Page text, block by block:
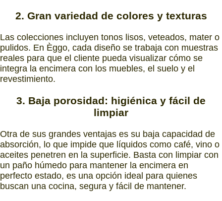
2. Gran variedad de colores y texturas
Las colecciones incluyen tonos lisos, veteados, mater o
pulidos. En Èggo, cada diseño se trabaja con muestras
reales para que el cliente pueda visualizar cómo se
integra la encimera con los muebles, el suelo y el
revestimiento.
3. Baja porosidad: higiénica y fácil de
limpiar
Otra de sus grandes ventajas es su baja capacidad de
absorción, lo que impide que líquidos como café, vino o
aceites penetren en la superficie. Basta con limpiar con
un paño húmedo para mantener la encimera en
perfecto estado, es una opción ideal para quienes
buscan una cocina, segura y fácil de mantener.